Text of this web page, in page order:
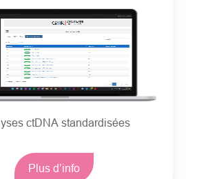
ctDNA standardisées
Plus d’info